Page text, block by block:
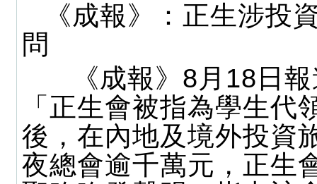
《成報》：正生涉投
問
《成報》8月18日報
「正生會被指為學生代
後，在內地及境外投資
夜總會逾千萬元，正生